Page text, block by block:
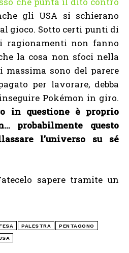
gli USA si schierano
gioco. Sotto certi punti di
ragionamenti non fanno
la cosa non sfoci nella
massima sono del parere
per lavorare, debba
Pokémon in giro.
in questione è proprio
probabilmente questo
l’universo su sé
sapere tramite un
PALESTRA PENTAGONO